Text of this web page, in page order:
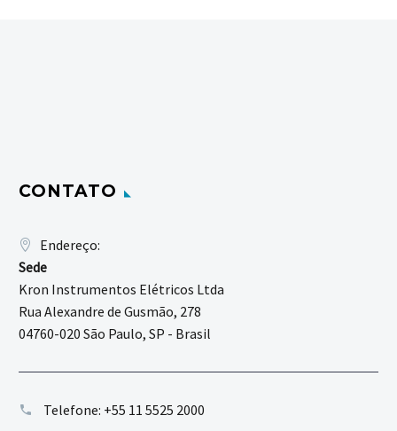
CONTATO
Endereço:
Sede
Kron Instrumentos Elétricos Ltda
Rua Alexandre de Gusmão, 278
04760-020 São Paulo, SP - Brasil
Telefone: +55 11 5525 2000